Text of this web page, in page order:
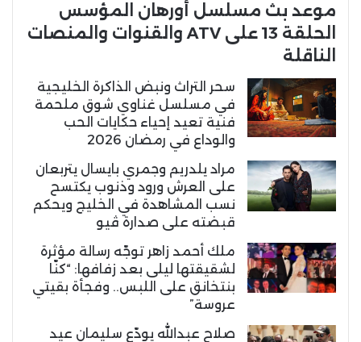
موعد بث مسلسل أورهان المؤسس
الحلقة 13 على ATV والقنوات والمنصات
الناقلة
سحر التراث ونبض الذاكرة الخليجية
في مسلسل غناوي شوق ملحمة
فنية تعيد إحياء حكايات الحب
والوداع في رمضان 2026
مراد يلدريم وجمري بايسال يتربعان
على العرش ورود وذنوب يكتسح
نسب المشاهدة في الخليج ويحكم
قبضته على صدارة ڤيو
ملك أحمد زاهر توجّه رسالة مؤثرة
لشقيقتها ليلى بعد زفافها: “كنّا
بنتخانق على اللبس.. وفجأة بقيتي
عروسة”
صلاح عبدالله يودّع سليمان عيد